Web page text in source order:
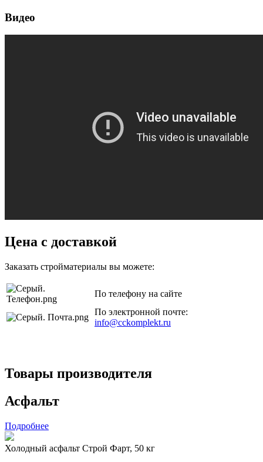
Видео
Цена с доставкой
Заказать стройматериалы вы можете:
По телефону на сайте
По электронной почте:
info@cckomplekt.ru
Товары производителя
Асфальт
Подробнее
Холодный асфальт Строй Фарт, 50 кг